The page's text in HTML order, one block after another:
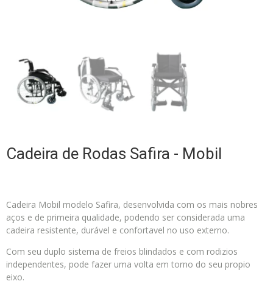
Cadeira de Rodas Safira - Mobil
Cadeira Mobil modelo Safira, desenvolvida com os mais nobres
aços e de primeira qualidade, podendo ser considerada uma
cadeira resistente, durável e confortavel no uso externo.
Com seu duplo sistema de freios blindados e com rodizios
independentes, pode fazer uma volta em torno do seu propio
eixo.